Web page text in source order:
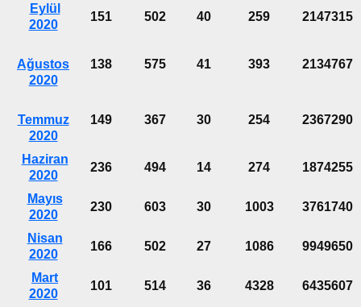
Eylül
2020
151 502 40 259 2147315
Ağustos
2020
138 575 41 393 2134767
Temmuz
2020
149 367 30 254 2367290
Haziran
2020
236 494 14 274 1874255
Mayıs
2020
230 603 30 1003 3761740
Nisan
2020
166 502 27 1086 9949650
Mart
2020
101 514 36 4328 6435607